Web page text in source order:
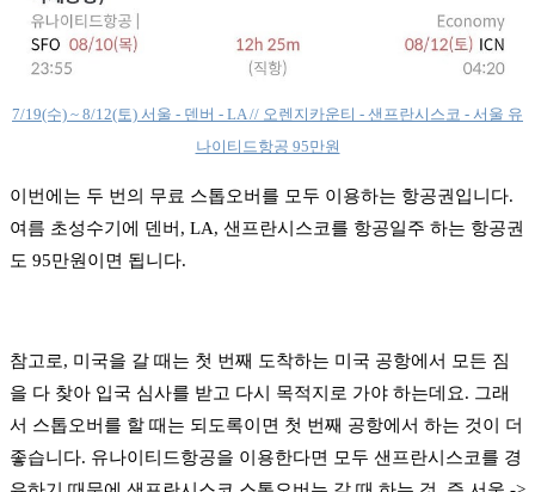
7/19(수) ~ 8/12(토) 서울 - 덴버 - LA // 오렌지카운티 - 샌프란시스코 - 서울 유
나이티드항공 95만원
이번에는 두 번의 무료 스톱오버를 모두 이용하는 항공권입니다.
여름 초성수기에 덴버, LA, 샌프란시스코를 항공일주 하는 항공권
도 95만원이면 됩니다.
참고로, 미국을 갈 때는 첫 번째 도착하는 미국 공항에서 모든 짐
을 다 찾아 입국 심사를 받고 다시 목적지로 가야 하는데요. 그래
서 스톱오버를 할 때는 되도록이면 첫 번째 공항에서 하는 것이 더
좋습니다. 유나이티드항공을 이용한다면 모두 샌프란시스코를 경